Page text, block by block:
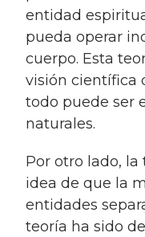
entidad
pueda operar
cuerpo. Esta
visión científica
todo puede ser
naturales.
Por otro lado, la teoría dualista sostiene la
idea de que la
entidades
teoría ha sido